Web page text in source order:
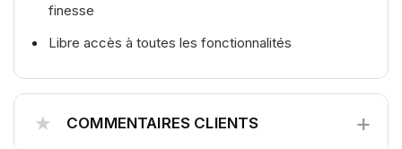
finesse
Libre accès à toutes les fonctionnalités
★ COMMENTAIRES CLIENTS +